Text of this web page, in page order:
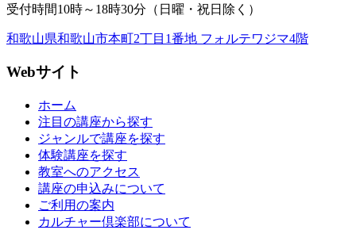
受付時間10時～18時30分（日曜・祝日除く）
和歌山県和歌山市本町2丁目1番地 フォルテワジマ4階
Webサイト
ホーム
注目の講座から探す
ジャンルで講座を探す
体験講座を探す
教室へのアクセス
講座の申込みについて
ご利用の案内
カルチャー倶楽部について